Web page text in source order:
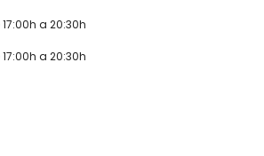
a 20:30h
a 20:30h